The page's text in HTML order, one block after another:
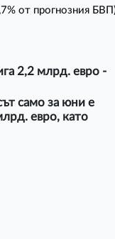
от прогнозния
2,2 млрд. евро -
само за юни е
евро, като